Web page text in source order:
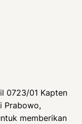
0723/01 Kapten
Prabowo,
memberikan